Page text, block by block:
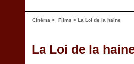
Cinéma > Films > La Loi de la haine
La Loi de la haine